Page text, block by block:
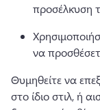
προσέλκυση
να
Θυμηθείτε να
στο ίδιο στιλ, ή